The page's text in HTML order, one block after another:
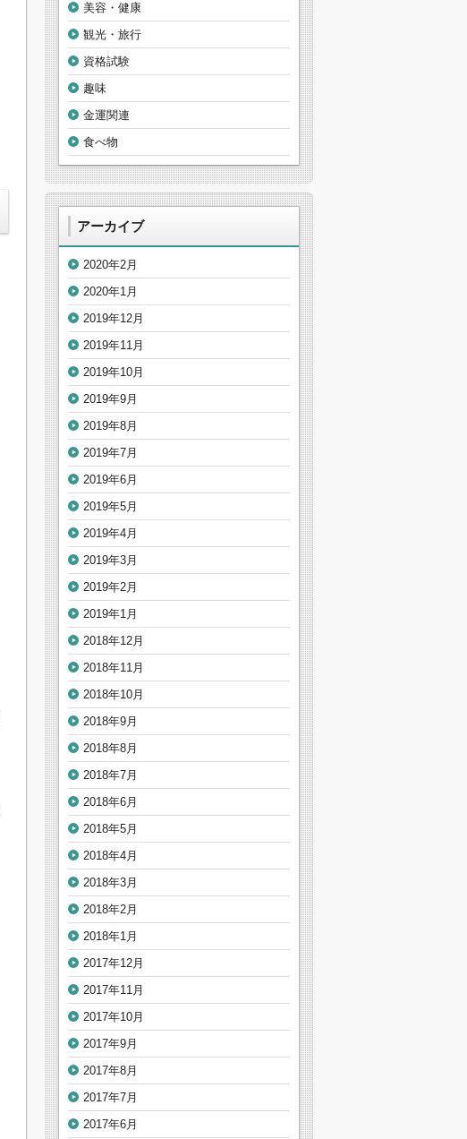
美容・健康
観光・旅行
資格試験
趣味
金運関連
食べ物
アーカイブ
2020年2月
2020年1月
2019年12月
2019年11月
2019年10月
2019年9月
2019年8月
2019年7月
2019年6月
2019年5月
2019年4月
2019年3月
2019年2月
2019年1月
2018年12月
2018年11月
2018年10月
2018年9月
2018年8月
2018年7月
2018年6月
2018年5月
2018年4月
2018年3月
2018年2月
2018年1月
2017年12月
2017年11月
2017年10月
2017年9月
2017年8月
2017年7月
2017年6月